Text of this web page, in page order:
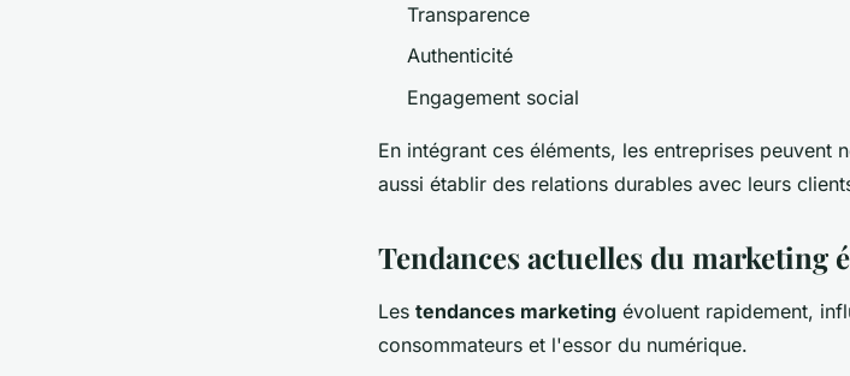
Transparence
Authenticité
Engagement social
En intégrant ces éléments, les entreprises peuvent
aussi établir des relations durables avec leurs
Tendances actuelles du marketing
Les tendances marketing évoluent rapidement,
consommateurs et l'essor du numérique.